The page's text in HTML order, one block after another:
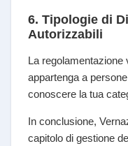
6. Tipologie di
Autorizzabili
La
appartenga a
conoscere la tua
In conclusione,
capitolo di gestione